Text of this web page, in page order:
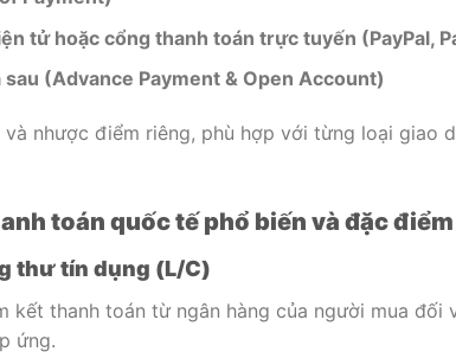
tử hoặc cổng thanh toán trực tuyến (PayPal,
(Advance Payment & Open Account)
nhược điểm riêng, phù hợp với từng loại giao
toán quốc tế phổ biến và đặc điểm
thư tín dụng (L/C)
kết thanh toán từ ngân hàng của người mua đối
ứng.